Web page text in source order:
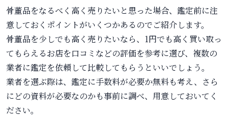
骨董品をなるべく高く売りたいと思った場合、鑑定前に注
意しておくポイントがいくつかあるのでご紹介します。
骨董品を少しでも高く売りたいなら、1円でも高く買い取っ
てもらえるお店を口コミなどの評価を参考に選び、複数の
業者に鑑定を依頼して比較してもらうといいでしょう。
業者を選ぶ際は、鑑定に手数料が必要か無料も考え、さら
にどの資料が必要なのかも事前に調べ、用意しておいてく
ださい。